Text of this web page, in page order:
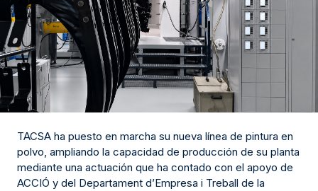
TACSA ha puesto en marcha su nueva línea de pintura en
polvo, ampliando la capacidad de producción de su planta
mediante una actuación que ha contado con el apoyo de
ACCIÓ y del Departament d’Empresa i Treball de la